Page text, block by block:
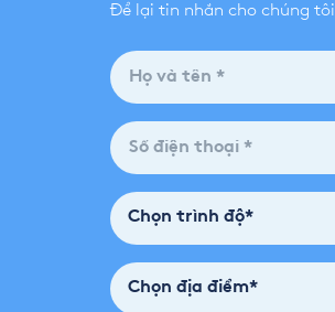
Để lại tin nhắn cho chúng tôi
Chọn trình độ*
Chọn địa điểm*